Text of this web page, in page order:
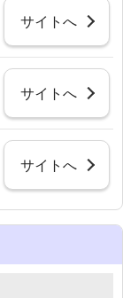
サイトへ
サイトへ
サイトへ